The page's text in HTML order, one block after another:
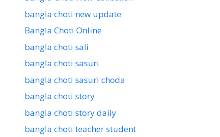
bangla choti new update
Bangla Choti Online
bangla choti sali
bangla choti sasuri
bangla choti sasuri choda
bangla choti story
bangla choti story daily
bangla choti teacher student